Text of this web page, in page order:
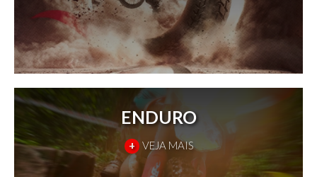
ENDURO
+ VEJA MAIS